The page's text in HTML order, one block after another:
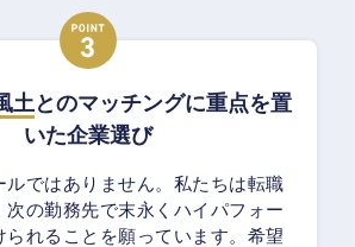
土とのマッチングに重点を置
いた企業選び
ルではありません。私たちは転職
次の勤務先で末永くハイパフォー
られることを願っています。希望